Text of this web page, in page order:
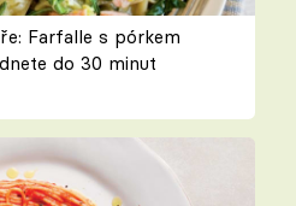
Farfalle s pórkem
do 30 minut